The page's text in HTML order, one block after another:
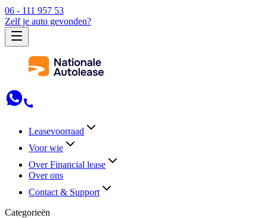
06 - 111 957 53
Zelf je auto gevonden?
Leasevoorraad
Voor wie
Over Financial lease
Over ons
Contact & Support
Categorieën